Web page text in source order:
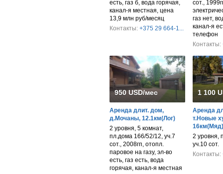
есть, газ б, вода горячая,
канал-я местная, цена
13,9 млн руб/месяц
Контакты: +375 29 664-1...
сот.,
газ нет,
канал-я
телефон
Контакты:
950 USD/мес
Аренда длит. дом,
д.Мочаны, 12.1км(Лог)
2 уровня, 5 комнат,
пл.дома 166/52/12, уч.7
сот., 2008гп, отопл.
паровое на газу, эл-во
есть, газ есть, вода
горячая, канал-я местная
1 100
Аренда
т.Новые
16км(Мяд)
2 уровня,
уч.10 сот.
Контакты: